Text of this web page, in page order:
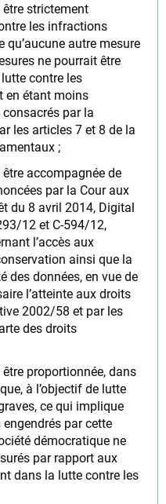
strictement
les infractions
qu’aucune autre mesure
ne pourrait être
contre les
en étant moins
par la
les articles 7 et 8 de la
;
accompagnée de
par la Cour aux
du 8 avril 2014, Digital
12 et C‑594/12,
l’accès aux
ainsi que la
des données, en vue de
l’atteinte aux droits
2002/58 et par les
des droits
proportionnée, dans
à l’objectif de lutte
ce qui implique
par cette
démocratique ne
par rapport aux
dans la lutte contre les